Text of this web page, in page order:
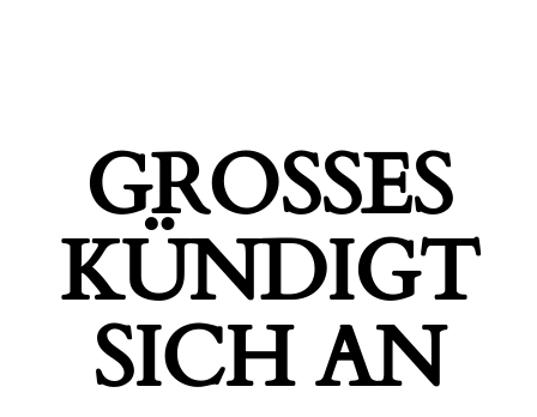
GROSSES K
ÜNDIGT S
ICH AN